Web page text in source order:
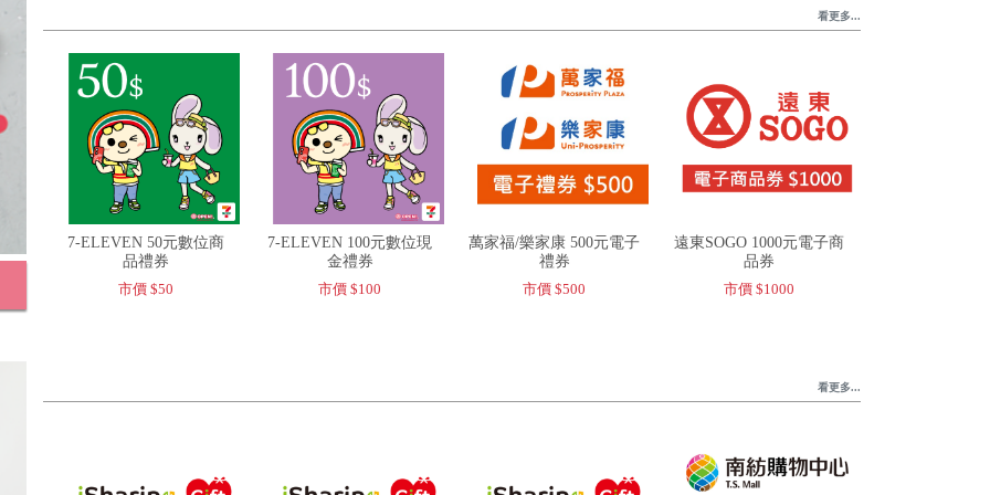
7-ELEVEN 50元數位商
品禮券
市價 $50
7-ELEVEN 100元數位現
金禮券
市價 $100
萬家福/樂家康 500元電子
禮券
市價 $500
遠東SOGO 1000元電子商
品券
市價 $1000
看更多...
看更多...